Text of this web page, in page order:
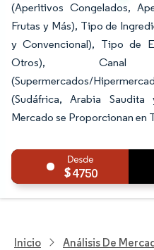
(Aperitivos Congelados,
Frutas y Más), Tipo de
y Convencional), Tipo de
Otros), Canal
(Supermercados/
(Sudáfrica, Arabia
Mercado se Proporcionan en
4750
Inicio Análisis De